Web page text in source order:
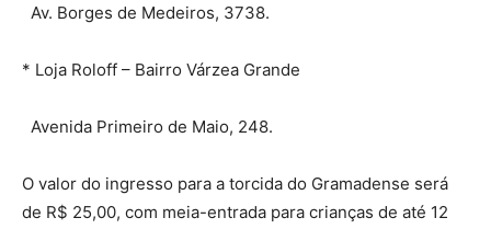
Av. Borges de Medeiros, 3738.
* Loja Roloff – Bairro Várzea Grande
Avenida Primeiro de Maio, 248.
O valor do ingresso para a torcida do Gramadense será
de R$ 25,00, com meia-entrada para crianças de até 12